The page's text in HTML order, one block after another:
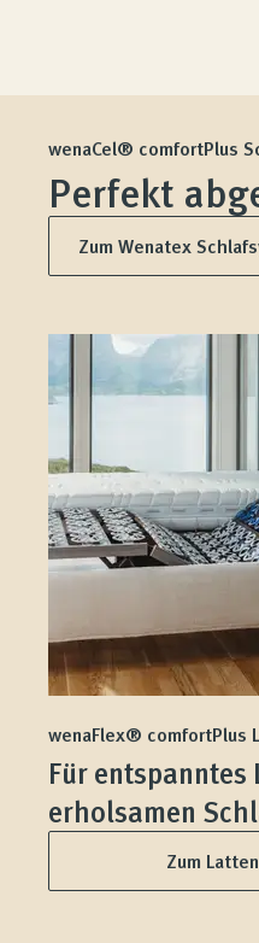
wenaCel® comfortPlus
Perfekt
Zum Wenatex
wenaFlex® comfortPlus
Für entspanntes
erholsamen
Zum